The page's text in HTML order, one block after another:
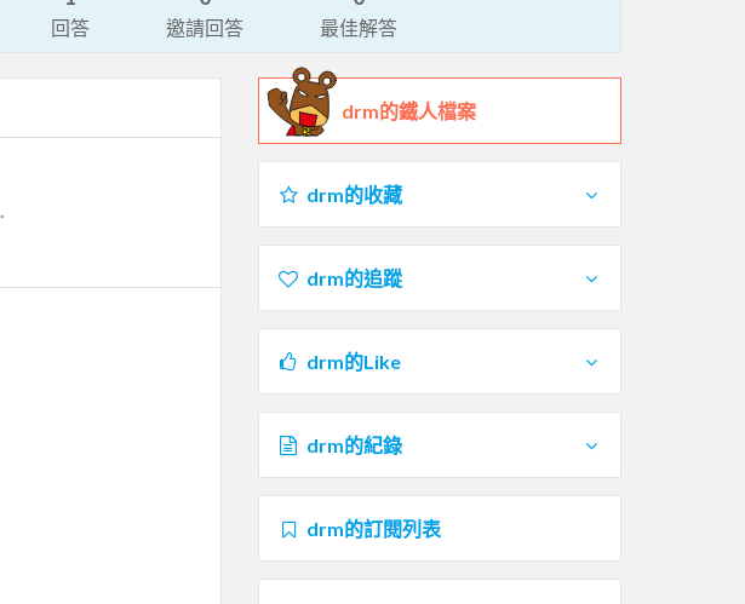
回答 邀請回答 最佳解答
drm的鐵人檔案
drm的收藏
drm的追蹤
drm的Like
drm的紀錄
drm的訂閱列表